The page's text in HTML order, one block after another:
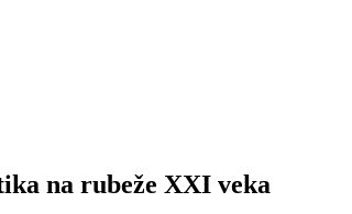
na rubeže XXI veka